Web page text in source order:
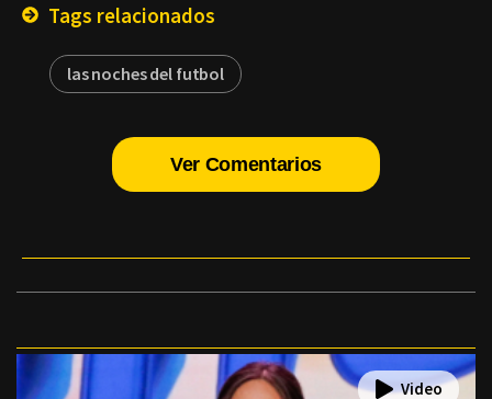
Tags relacionados
las noches del futbol
Ver Comentarios